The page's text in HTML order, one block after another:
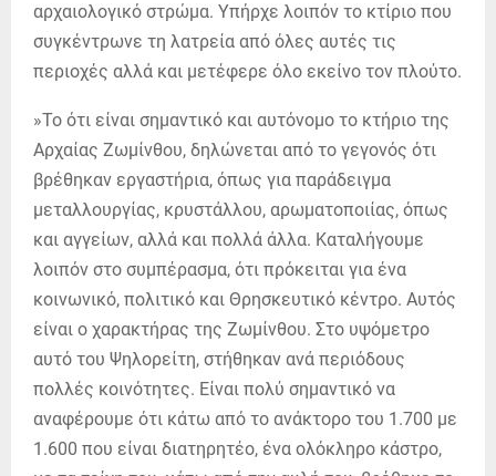
αρχαιολογικό στρώμα. Υπήρχε λοιπόν το κτίριο που
συγκέντρωνε τη λατρεία από όλες αυτές τις
περιοχές αλλά και μετέφερε όλο εκείνο τον πλούτο.
»Το ότι είναι σημαντικό και αυτόνομο το κτήριο της
Αρχαίας Ζωμίνθου, δηλώνεται από το γεγονός ότι
βρέθηκαν εργαστήρια, όπως για παράδειγμα
μεταλλουργίας, κρυστάλλου, αρωματοποιίας, όπως
και αγγείων, αλλά και πολλά άλλα. Καταλήγουμε
λοιπόν στο συμπέρασμα, ότι πρόκειται για ένα
κοινωνικό, πολιτικό και Θρησκευτικό κέντρο. Αυτός
είναι ο χαρακτήρας της Ζωμίνθου. Στο υψόμετρο
αυτό του Ψηλορείτη, στήθηκαν ανά περιόδους
πολλές κοινότητες. Είναι πολύ σημαντικό να
αναφέρουμε ότι κάτω από το ανάκτορο του 1.700 με
1.600 που είναι διατηρητέο, ένα ολόκληρο κάστρο,